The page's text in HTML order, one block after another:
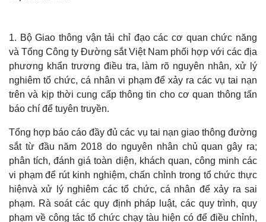
1. Bộ Giao thông vận tải chỉ đạo các cơ quan chức năng
và Tổng Công ty Đường sắt Việt Nam phối hợp với các địa
phương khẩn trương điều tra, làm rõ nguyên nhân, xử lý
nghiêm tổ chức, cá nhân vi phạm để xảy ra các vụ tai nạn
trên và kịp thời cung cấp thông tin cho cơ quan thông tấn
báo chí để tuyên truyền.
Tổng hợp báo cáo đầy đủ các vụ tai nạn giao thông đường
sắt từ đầu năm 2018 do nguyên nhân chủ quan gây ra;
phân tích, đánh giá toàn diện, khách quan, công minh các
vi phạm để rút kinh nghiệm, chấn chỉnh trong tổ chức thực
hiệnvà xử lý nghiêm các tổ chức, cá nhân để xảy ra sai
phạm. Rà soát các quy định pháp luật, các quy trình, quy
phạm về công tác tổ chức chạy tàu hiện có để điều chỉnh,